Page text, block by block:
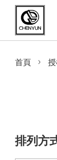
首頁 ›
排列方